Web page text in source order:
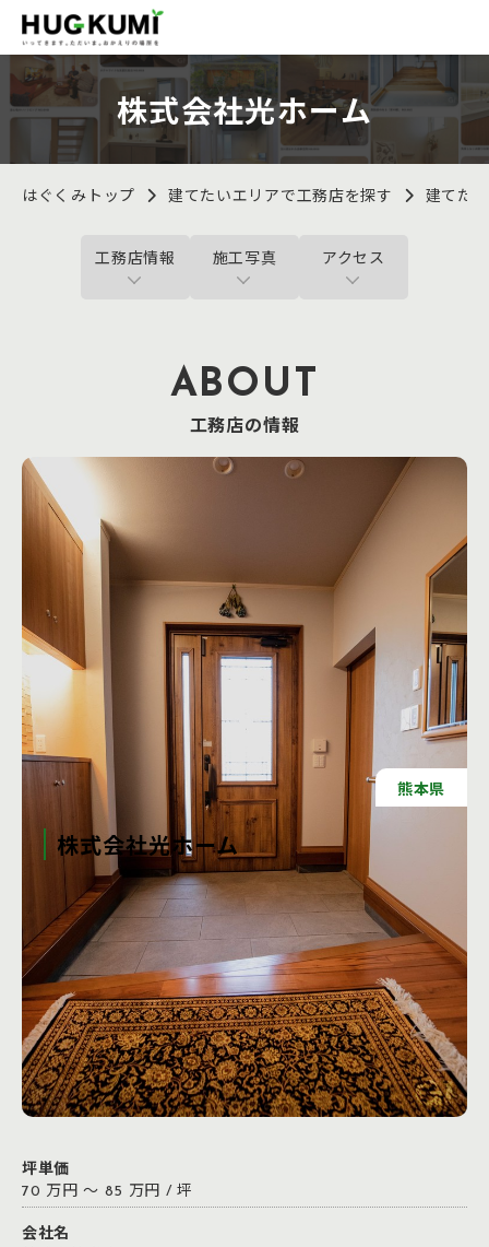
株式会社光ホーム
はぐくみトップ 建てたいエリアで工務店を探す 建てた
工務店情報 施工写真 アクセス
ABOUT
工務店の情報
熊本県
株式会社光ホーム
〒869-0511 熊本県宇城市松橋町曲野1番地1
資料請求
注文住宅の写真
熊本で新築なら光ホーム それぞれの家族が持つ理想の生活スタ
イルを実現するために・・・ 皆様の理想の生活スタイルを実現
するために、そして皆様がしあわせな暮らしを送るために、 を
モットーに、これからも光ホームは、皆さまへ建築のプロとして
の「技」をご提案し続けます。 株式会社 光ホームに一度お気軽
にご相談下さい。
坪単価
70 万円 ～ 85 万円 / 坪
会社名